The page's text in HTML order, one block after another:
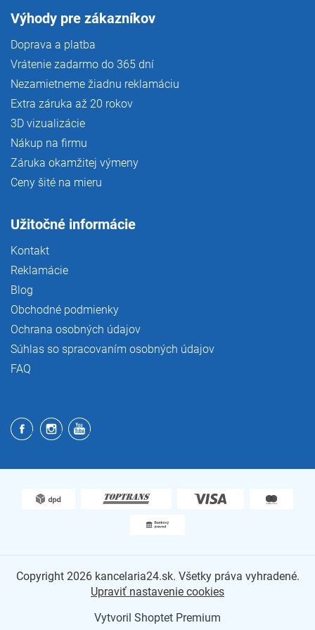
Výhody pre zákazníkov
Doprava a platba
Vrátenie zadarmo do 365 dní
Nezamietneme žiadnu reklamáciu
Extra záruka až 20 rokov
3D vizualizácie
Nákup na firmu
Záruka okamžitej výmeny
Ceny šité na mieru
Užitočné informácie
Kontakt
Reklamácie
Blog
Obchodné podmienky
Ochrana osobných údajov
Súhlas so spracovaním osobných údajov
FAQ
Vytvoril Shoptet Premium
Copyright 2026 kancelaria24.sk. Všetky práva vyhradené.
Upraviť nastavenie cookies